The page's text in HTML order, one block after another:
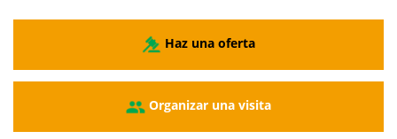
Haz una oferta
Organizar una visita